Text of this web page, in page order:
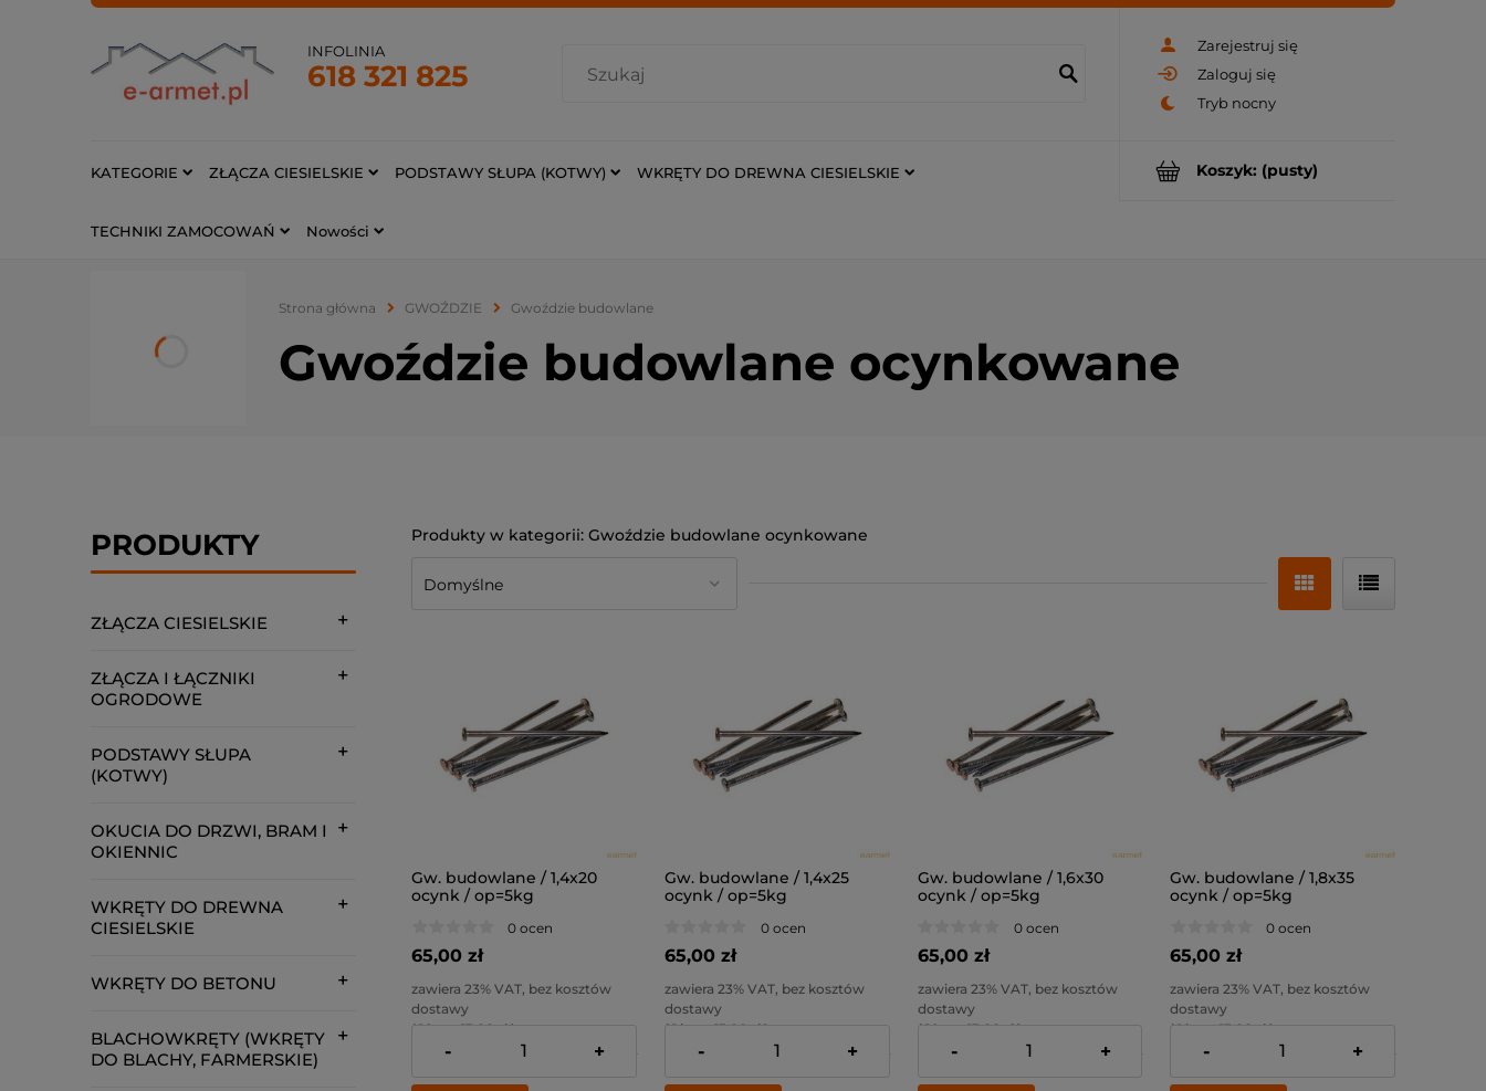
Zarejestruj się
Zaloguj się
INFOLINIA
618 321 825
Koszyk: (pusty)
KATEGORIE ZŁĄCZA CIESIELSKIE PODSTAWY SŁUPA (KOTWY) WKRĘTY DO DREWNA CIESIELSKIE
TECHNIKI ZAMOCOWAŃ Nowości
Strona główna GWOŹDZIE Gwoździe budowlane
Gwoździe budowlane ocynkowane
PRODUKTY
ZŁĄCZA CIESIELSKIE
ZŁĄCZA I ŁĄCZNIKI
OGRODOWE
PODSTAWY SŁUPA
(KOTWY)
OKUCIA DO DRZWI, BRAM I
OKIENNIC
WKRĘTY DO DREWNA
CIESIELSKIE
WKRĘTY DO BETONU
BLACHOWKRĘTY (WKRĘTY
DO BLACHY, FARMERSKIE)
Gwoździe budowlane ocynkowane
Gw. budowlane / 1,4x20
ocynk / op=5kg
0 ocen
65,00 zł
zawiera 23% VAT, bez kosztów
dostawy
( 1 kg. = 13,00 zł )
Cena netto:
52,85 zł
- +
Gw. budowlane / 1,4x25
ocynk / op=5kg
0 ocen
65,00 zł
zawiera 23% VAT, bez kosztów
dostawy
( 1 kg. = 13,00 zł )
Cena netto:
52,85 zł
- +
Gw. budowlane / 1,6x30
ocynk / op=5kg
0 ocen
65,00 zł
zawiera 23% VAT, bez kosztów
dostawy
( 1 kg. = 13,00 zł )
Cena netto:
52,85 zł
- +
Gw. budowlane / 1,8x35
ocynk / op=5kg
0 ocen
65,00 zł
zawiera 23% VAT, bez kosztów
dostawy
( 1 kg. = 13,00 zł )
Cena netto:
52,85 zł
- +